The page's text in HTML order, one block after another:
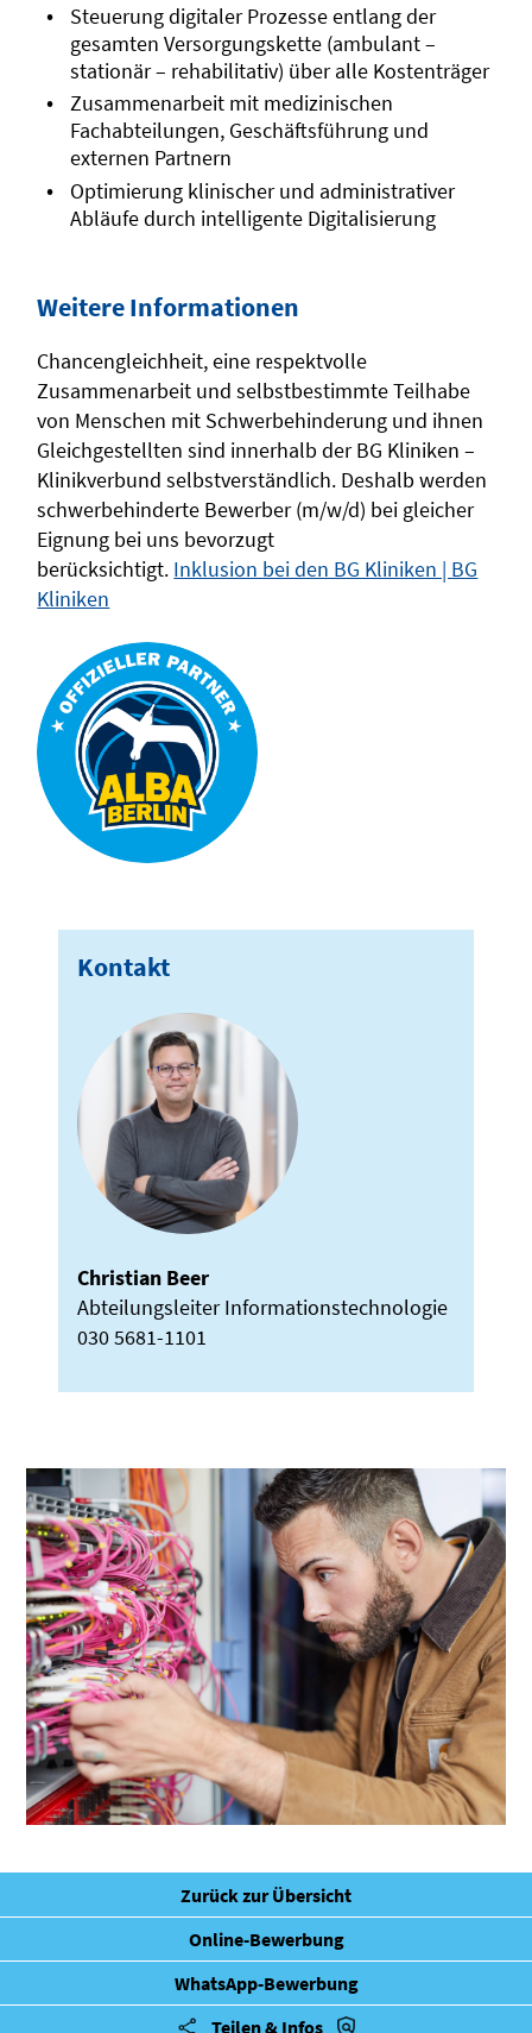
Steuerung digitaler Prozesse entlang der
gesamten Versorgungskette (ambulant –
stationär – rehabilitativ) über alle Kostenträger
Zusammenarbeit mit medizinischen
Fachabteilungen, Geschäftsführung und
externen Partnern
Optimierung klinischer und administrativer
Abläufe durch intelligente Digitalisierung
Weitere Informationen
Chancengleichheit, eine respektvolle
Zusammenarbeit und selbstbestimmte Teilhabe
von Menschen mit Schwerbehinderung und ihnen
Gleichgestellten sind innerhalb der BG Kliniken –
Klinikverbund selbstverständlich. Deshalb werden
schwerbehinderte Bewerber (m/w/d) bei gleicher
Eignung bei uns bevorzugt
berücksichtigt. Inklusion bei den BG Kliniken | BG
Kliniken
Kontakt
Christian Beer
Abteilungsleiter Informationstechnologie
030 5681-1101
Zurück zur Übersicht
Online-Bewerbung
Teilen & Infos
WhatsApp-Bewerbung